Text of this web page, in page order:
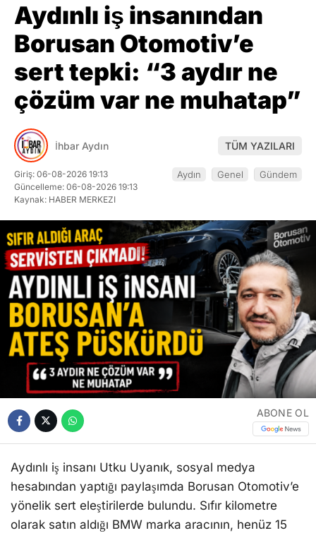
Aydınlı iş insanından
Borusan Otomotiv’e
sert tepki: “3 aydır ne
çözüm var ne muhatap”
İhbar Aydın TÜM YAZILARI
Giriş: 06-08-2026 19:13
Güncelleme: 06-08-2026 19:13
Kaynak: HABER MERKEZI
Aydın Genel Gündem
ABONE OL
Aydınlı iş insanı Utku Uyanık, sosyal medya
hesabından yaptığı paylaşımda Borusan Otomotiv’e
yönelik sert eleştirilerde bulundu. Sıfır kilometre
olarak satın aldığı BMW marka aracının, henüz 15